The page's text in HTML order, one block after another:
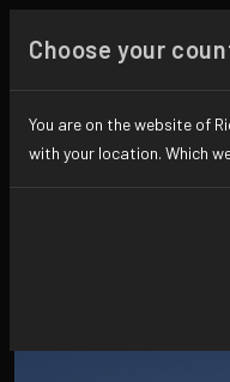
Actus &
Choose your
You are on the website of
with your location. Which